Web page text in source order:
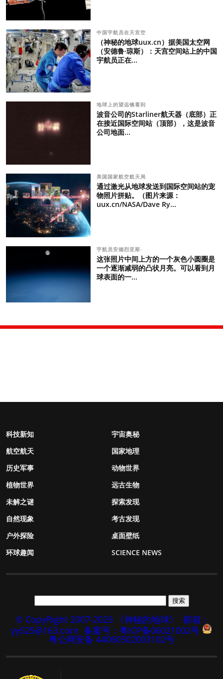
中国宇航员在天宫空
（神秘的地球uux.cn）据美国太空网
（安德鲁·琼斯）：天宫空间站上的中国
宇航员正在...
地球上的望远镜看到
波音公司的Starliner航天器（底部）正
在接近国际空间站（顶部），这是波音
公司地面...
美国国家航空航天局
通过激光从地球发送到国际空间站的宠
物照片拼贴。（图片来源：
uux.cn/NASA/Dave Ry...
宇航员安德烈亚斯·
这张照片中间上方的一个灰色小圆圈是
一个逐渐减弱的凸状月亮。可以看到月
球表面的一...
科技新知
宇宙奥秘
航空航天
国家地理
历史军事
动物世界
植物世界
远古生物
未解之谜
探索发现
自然现象
考古发现
户外探险
桌面壁纸
环球趣闻
SCIENCE NEWS
© CopyRight 2007-2023 《神秘的地球》
邮箱：
yy525@163.com 备案号：粤ICP备06021002号
粤公网安备 44060502003102号